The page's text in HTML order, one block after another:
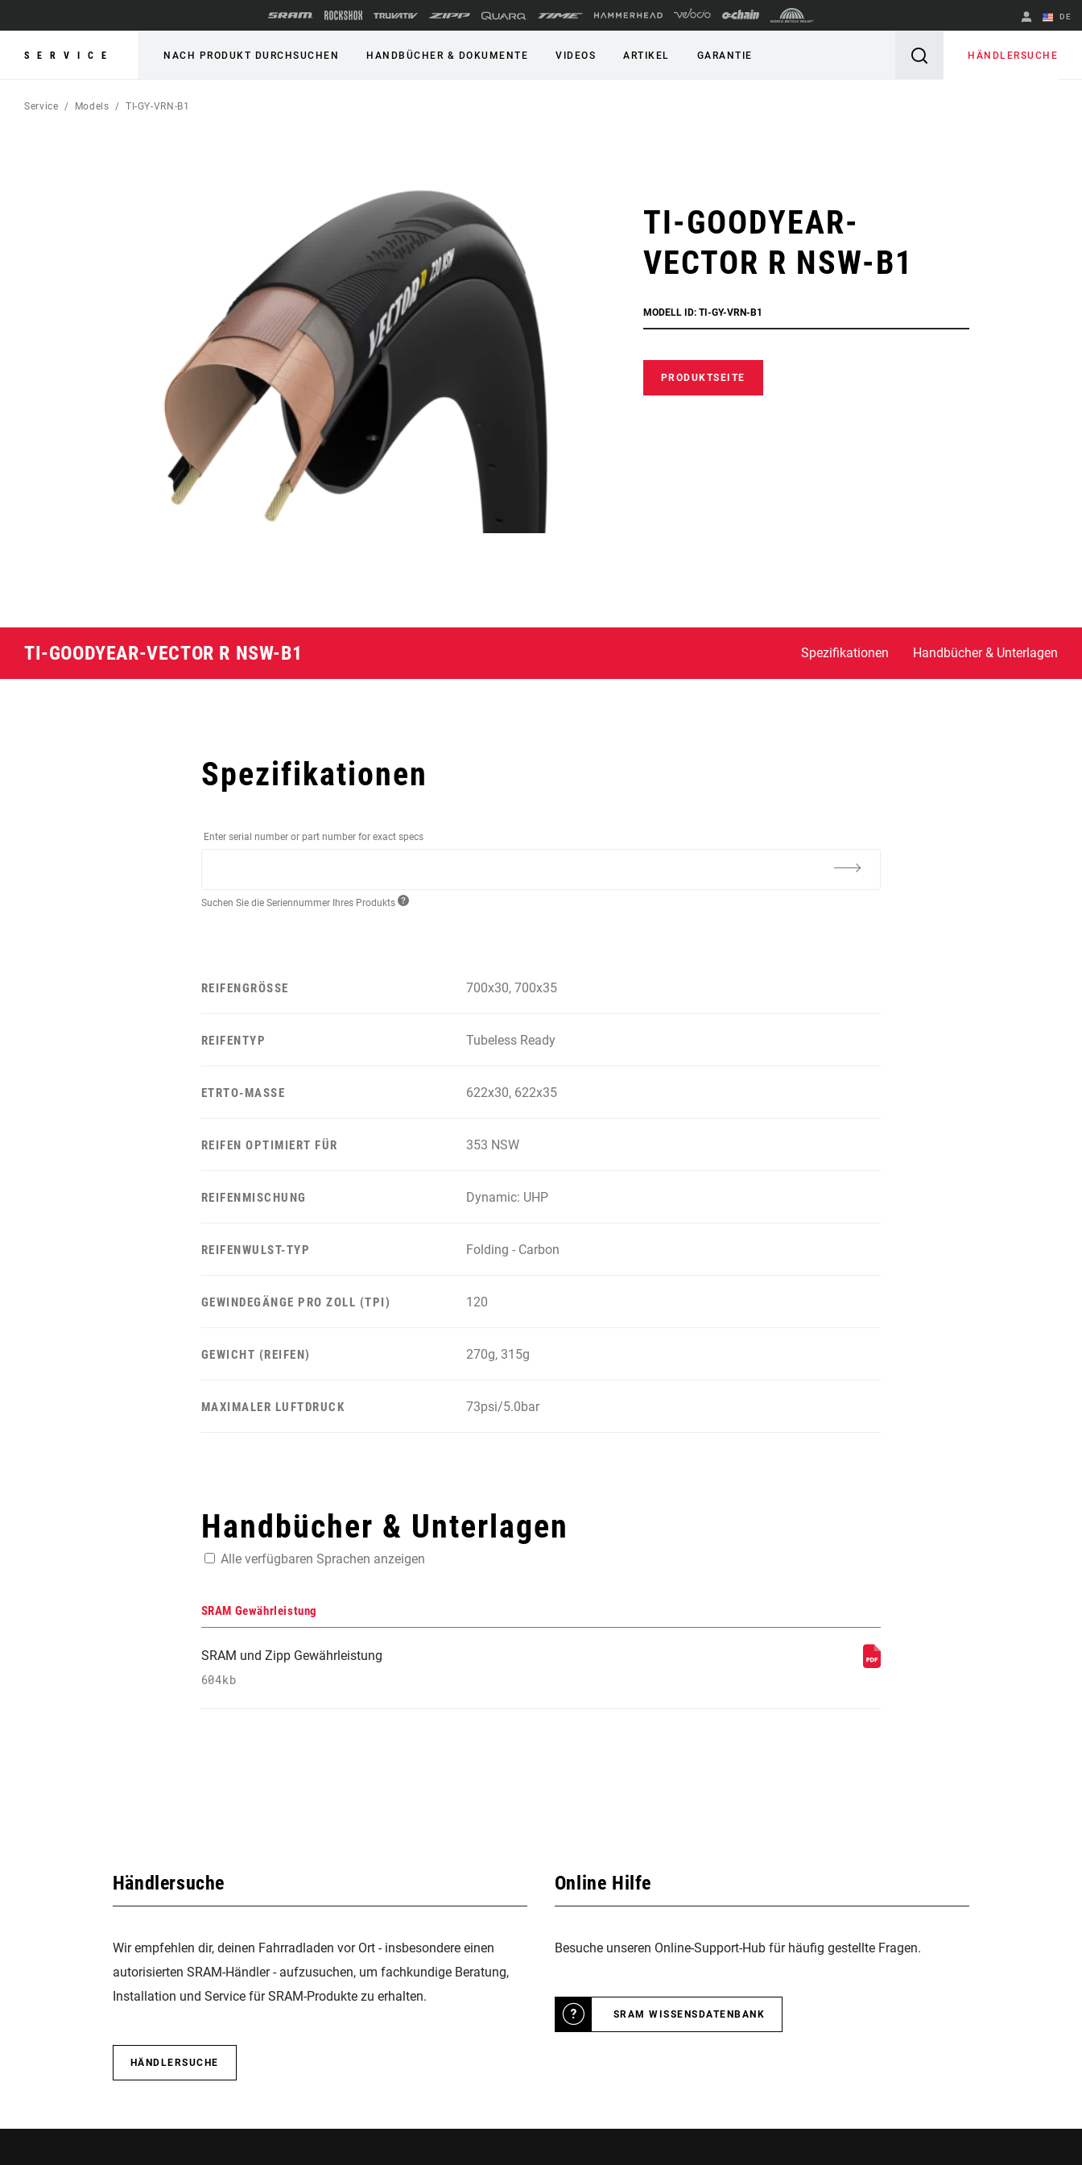
DE
Englisch
SERVICE NACH PRODUKT DURCHSUCHEN HANDBÜCHER & DOKUMENTE VIDEOS ARTIKEL GARANTIE HÄNDLERSUCHE
Service Models TI-GY-VRN-B1
TI-GOODYEAR-
VECTOR R NSW-B1
MODELL ID: TI-GY-VRN-B1
PRODUKTSEITE
TI-GOODYEAR-VECTOR R NSW-B1 Spezifikationen Handbücher & Unterlagen
Spezifikationen
Enter serial number or part number for exact specs
Suchen Sie die Seriennummer Ihres Produkts
REIFENGRÖSSE 700x30, 700x35
REIFENTYP Tubeless Ready
ETRTO-MASSE 622x30, 622x35
REIFEN OPTIMIERT FÜR 353 NSW
REIFENMISCHUNG Dynamic: UHP
REIFENWULST-TYP Folding - Carbon
GEWINDEGÄNGE PRO ZOLL (TPI) 120
GEWICHT (REIFEN) 270g, 315g
MAXIMALER LUFTDRUCK 73psi/5.0bar
Handbücher & Unterlagen
Alle verfügbaren Sprachen anzeigen
SRAM Gewährleistung
SRAM und Zipp Gewährleistung
604kb
Händlersuche
Wir empfehlen dir, deinen Fahrradladen vor Ort - insbesondere einen
autorisierten SRAM-Händler - aufzusuchen, um fachkundige Beratung,
Installation und Service für SRAM-Produkte zu erhalten.
HÄNDLERSUCHE
Online Hilfe
Besuche unseren Online-Support-Hub für häufig gestellte Fragen.
SRAM WISSENSDATENBANK